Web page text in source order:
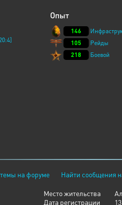
Опыт
146
105
Рейды
218
Боевой
на форуме Найти сообщения
Место жительства
Дата регистрации